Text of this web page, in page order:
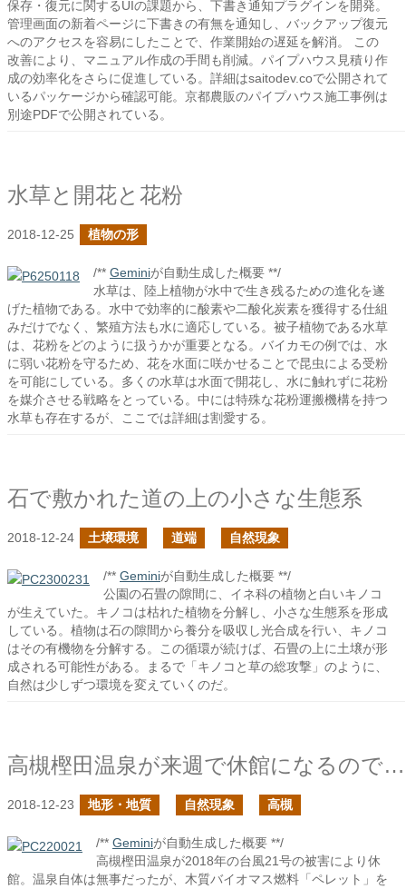
保存・復元に関するUIの課題から、下書き通知プラグインを開発。
管理画面の新着ページに下書きの有無を通知し、バックアップ復元
へのアクセスを容易にしたことで、作業開始の遅延を解消。 この
改善により、マニュアル作成の手間も削減。パイプハウス見積り作
成の効率化をさらに促進している。詳細はsaitodev.coで公開されて
いるパッケージから確認可能。京都農販のパイプハウス施工事例は
別途PDFで公開されている。
水草と開花と花粉
2018-12-25 植物の形
/** Geminiが自動生成した概要 **/
水草は、陸上植物が水中で生き残るための進化を遂
げた植物である。水中で効率的に酸素や二酸化炭素を獲得する仕組
みだけでなく、繁殖方法も水に適応している。被子植物である水草
は、花粉をどのように扱うかが重要となる。バイカモの例では、水
に弱い花粉を守るため、花を水面に咲かせることで昆虫による受粉
を可能にしている。多くの水草は水面で開花し、水に触れずに花粉
を媒介させる戦略をとっている。中には特殊な花粉運搬機構を持つ
水草も存在するが、ここでは詳細は割愛する。
石で敷かれた道の上の小さな生態系
2018-12-24 土壌環境 道端 自然現象
/** Geminiが自動生成した概要 **/
公園の石畳の隙間に、イネ科の植物と白いキノコ
が生えていた。キノコは枯れた植物を分解し、小さな生態系を形成
している。植物は石の隙間から養分を吸収し光合成を行い、キノコ
はその有機物を分解する。この循環が続けば、石畳の上に土壌が形
成される可能性がある。まるで「キノコと草の総攻撃」のように、
自然は少しずつ環境を変えていくのだ。
高槻樫田温泉が来週で休館になるので行ってきた
2018-12-23 地形・地質 自然現象 高槻
/** Geminiが自動生成した概要 **/
高槻樫田温泉が2018年の台風21号の被害により休
館。温泉自体は無事だったが、木質バイオマス燃料「ペレット」を